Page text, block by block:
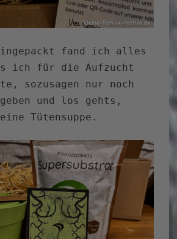
fand ich alles
ich für die Aufzucht
sozusagen nur noch
und los gehts,
Tütensuppe.